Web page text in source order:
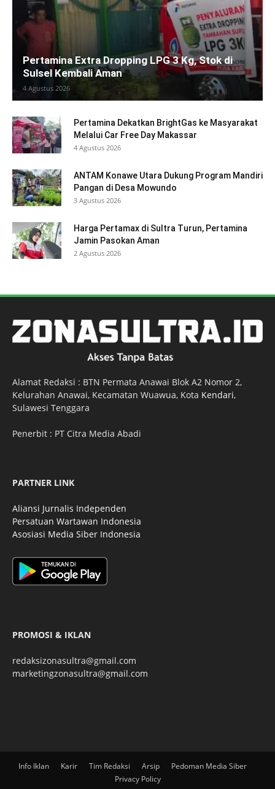
Pertamina Extra Dropping LPG 3 Kg, Stok di
Sulsel Kembali Aman
4 Agustus 2026
Pertamina Dekatkan BrightGas ke Masyarakat
Melalui Car Free Day Makassar
4 Agustus 2026
ANTAM Konawe Utara Dukung Program Mandiri
Pangan di Desa Mowundo
3 Agustus 2026
Harga Pertamax di Sultra Turun, Pertamina
Jamin Pasokan Aman
2 Agustus 2026
Alamat Redaksi : BTN Permata Anawai Blok A2 Nomor 2,
Kelurahan Anawai, Kecamatan Wuawua, Kota Kendari,
Sulawesi Tenggara
Penerbit : PT Citra Media Abadi
PARTNER LINK
Aliansi Jurnalis Independen
Persatuan Wartawan Indonesia
Asosiasi Media Siber Indonesia
PROMOSI & IKLAN
redaksizonasultra@gmail.com
marketingzonasultra@gmail.com
Info Iklan Karir Tim Redaksi Arsip
Pedoman Media Siber
Privacy Policy